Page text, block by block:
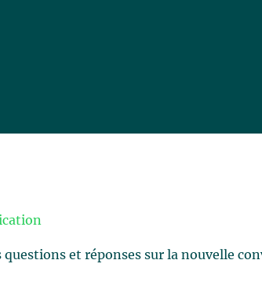
questions et réponses sur la nouvelle